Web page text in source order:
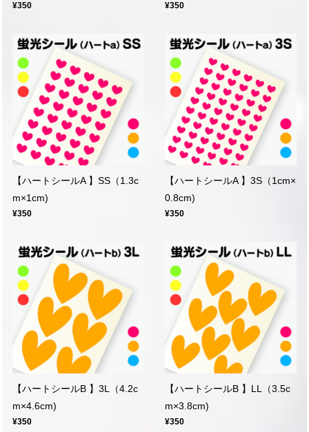
¥350 ¥350
【ハートシールA 】SS（1.3c
m×1cm)
¥350
【ハートシールA 】3S（1cm×
0.8cm)
¥350
【ハートシールB 】3L（4.2c
m×4.6cm)
¥350
【ハートシールB 】LL（3.5c
m×3.8cm)
¥350